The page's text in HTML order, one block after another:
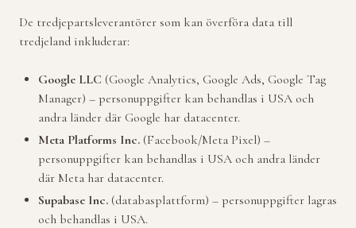
De tredjepartsleverantörer som kan överföra data till
tredjeland inkluderar:
Google LLC (Google Analytics, Google Ads, Google Tag
Manager) – personuppgifter kan behandlas i USA och
andra länder där Google har datacenter.
Meta Platforms Inc. (Facebook/Meta Pixel) –
personuppgifter kan behandlas i USA och andra länder
där Meta har datacenter.
Supabase Inc. (databasplattform) – personuppgifter lagras
och behandlas i USA.